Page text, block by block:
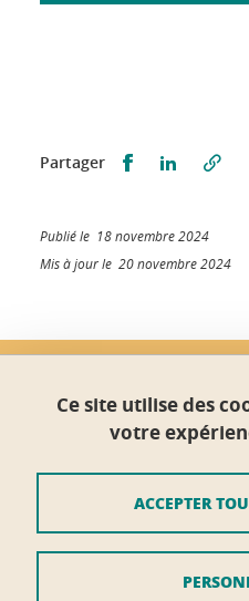
Partager Partager sur
Publié le 18 novembre 2024
Mis à jour le 20 novembre 2024
Maison du doctorat Jean
110 rue de la Chimie
Crédits
Ce site utilise des
votre
ACCEPTER